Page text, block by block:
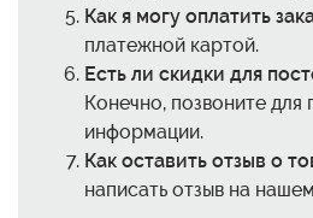
Как я могу оплатить
платежной картой.
Есть ли скидки для
Конечно, позвоните для
информации.
Как оставить отзыв о
написать отзыв на